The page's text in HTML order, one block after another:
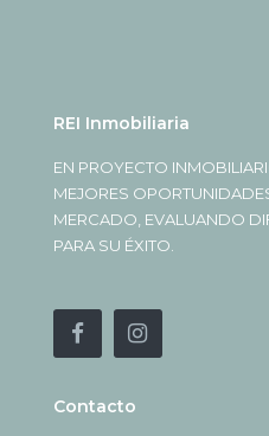
REI Inmobiliaria
EN PROYECTO
MEJORES
MERCADO, EVALUANDO
PARA SU ÉXITO.
Contacto